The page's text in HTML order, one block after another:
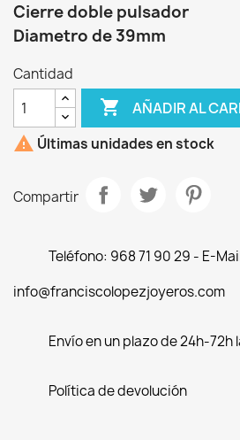
Cierre doble pulsador
Diametro de 39mm
Cantidad
 AÑADIR AL
 Últimas unidades en stock
Compartir
Teléfono: 968 71 90 29 - E-
info@franciscolopezjoyeros.com
Envío en un plazo de 24h-72h
Política de devolución